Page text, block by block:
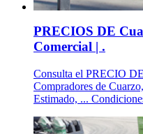
PRECIOS DE
Comercial | .
Consulta el PRECIO
Compradores de
Estimado, ...